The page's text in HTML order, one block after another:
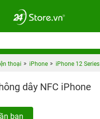
thoại iPhone iPhone 12 Series
dây NFC iPhone
bạn